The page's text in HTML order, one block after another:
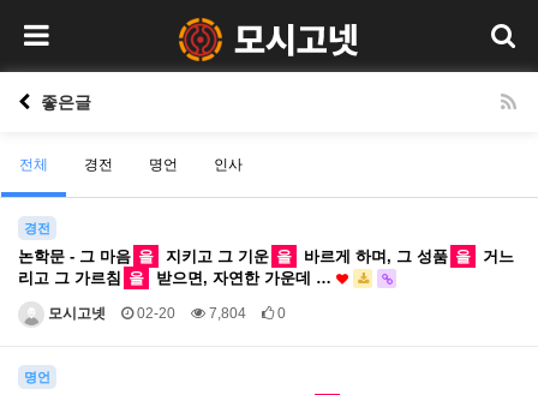
좋은글
전체 경전 명언 인사
경전
논학문 - 그 마음 을 지키고 그 기운 을 바르게 하며, 그 성품 을
거느
리고 그 가르침 을 받으면, 자연한 가운데 …
모시고넷 02-20 7,804 0
명언